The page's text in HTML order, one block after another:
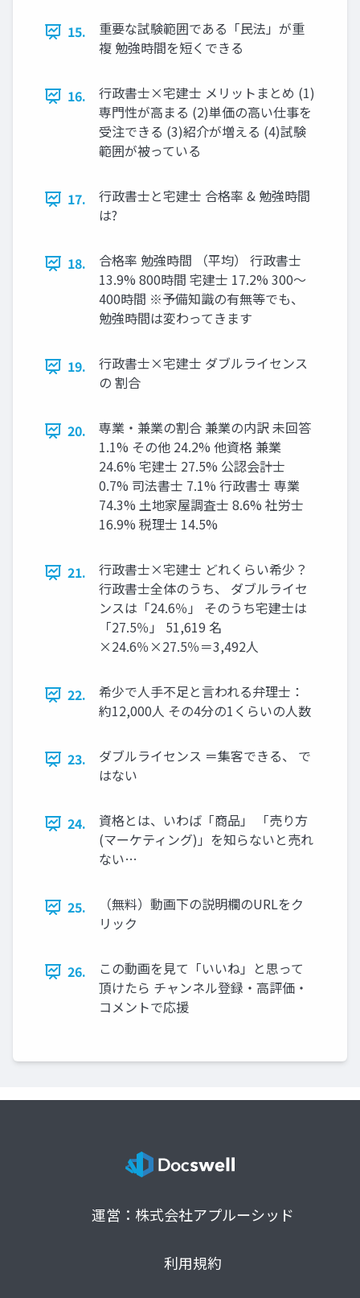
15.
重要な試験範囲である「民法」が重
複 勉強時間を短くできる
16.
行政書士×宅建士 メリットまとめ (1)
専門性が高まる (2)単価の高い仕事を
受注できる (3)紹介が増える (4)試験
範囲が被っている
17.
行政書士と宅建士 合格率 & 勉強時間
は?
18.
合格率 勉強時間 （平均） 行政書士
13.9% 800時間 宅建士 17.2% 300～
400時間 ※予備知識の有無等でも、
勉強時間は変わってきます
19.
行政書士×宅建士 ダブルライセンス
の 割合
20.
専業・兼業の割合 兼業の内訳 未回答
1.1% その他 24.2% 他資格 兼業
24.6% 宅建士 27.5% 公認会計士
0.7% 司法書士 7.1% 行政書士 専業
74.3% 土地家屋調査士 8.6% 社労士
16.9% 税理士 14.5%
21.
行政書士×宅建士 どれくらい希少？
行政書士全体のうち、 ダブルライセ
ンスは「24.6％」 そのうち宅建士は
「27.5％」 51,619 名
×24.6％×27.5％＝3,492人
22.
希少で人手不足と言われる弁理士：
約12,000人 その4分の1くらいの人数
23.
ダブルライセンス ＝集客できる、 で
はない
24.
資格とは、いわば「商品」 「売り方
(マーケティング)」を知らないと売れ
ない…
25.
（無料）動画下の説明欄のURLをク
リック
26.
この動画を見て「いいね」と思って
頂けたら チャンネル登録・高評価・
コメントで応援
運営：株式会社アプルーシッド
利用規約